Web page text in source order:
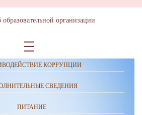
ОБРАЩЕНИЯ ГРАЖДАН
КОРРУПЦИИ
СВЕДЕНИЯ
ПИТАНИЕ
организации